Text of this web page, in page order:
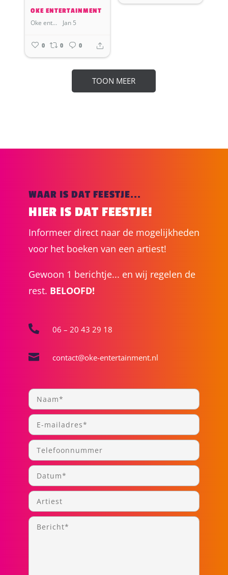
OKE ENTERTAINMENT
Oke entertainment Jan 5
0 0 0
TOON MEER
WAAR IS DAT FEESTJE...
HIER IS DAT FEESTJE!
Informeer direct naar de mogelijkheden
voor het boeken van een artiest!
Gewoon 1 berichtje... en wij regelen de
rest. BELOOFD!
 06 – 20 43 29 18
 contact@oke-entertainment.nl